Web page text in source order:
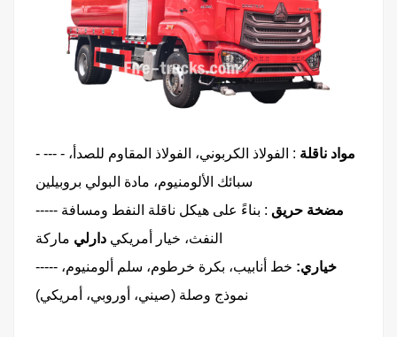
- --- - مواد ناقلة : الفولاذ الكربوني، الفولاذ المقاوم للصدأ،
سبائك الألومنيوم، مادة البولي بروبيلين
-----
مضخة حريق : بناءً على هيكل ناقلة النفط ومسافة
النفث، خيار أمريكي دارلي ماركة
-----
خياري: خط أنابيب، بكرة خرطوم، سلم ألومنيوم،
نموذج وصلة (صيني، أوروبي، أمريكي)